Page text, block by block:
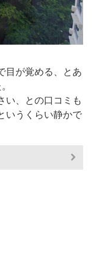
目が覚める、とあ
い、との口コミも
いうくらい静かで